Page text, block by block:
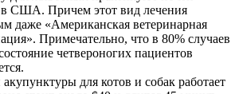
в США. Причем этот вид лечения
даже «Американская ветеринарная
Примечательно, что в 80% случаев
четвероногих пациентов
для котов и собак работает